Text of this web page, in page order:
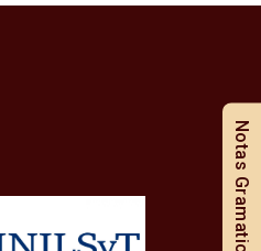
Notas Gramaticales